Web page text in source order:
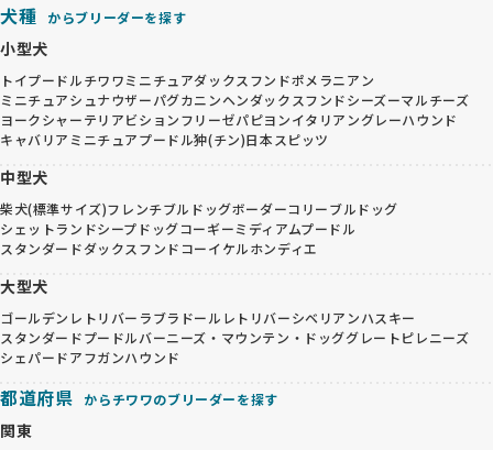
犬種 からブリーダーを探す
小型犬
トイプードルチワワミニチュアダックスフンドポメラニアン
ミニチュアシュナウザーパグカニンヘンダックスフンドシーズーマルチーズ
ヨークシャーテリアビションフリーゼパピヨンイタリアングレーハウンド
キャバリア ミニチュアプードル狆(チン)日本スピッツ
中型犬
柴犬(標準サイズ)フレンチブルドッグボーダーコリーブルドッグ
シェットランドシープドッグコーギーミディアムプードル
スタンダードダックスフンドコーイケルホンディエ
大型犬
ゴールデンレトリバー ラブラドールレトリバーシベリアンハスキー
スタンダードプードルバーニーズ・マウンテン・ドッググレートピレニーズ
シェパードアフガンハウンド
都道府県 からチワワのブリーダーを探す
関東